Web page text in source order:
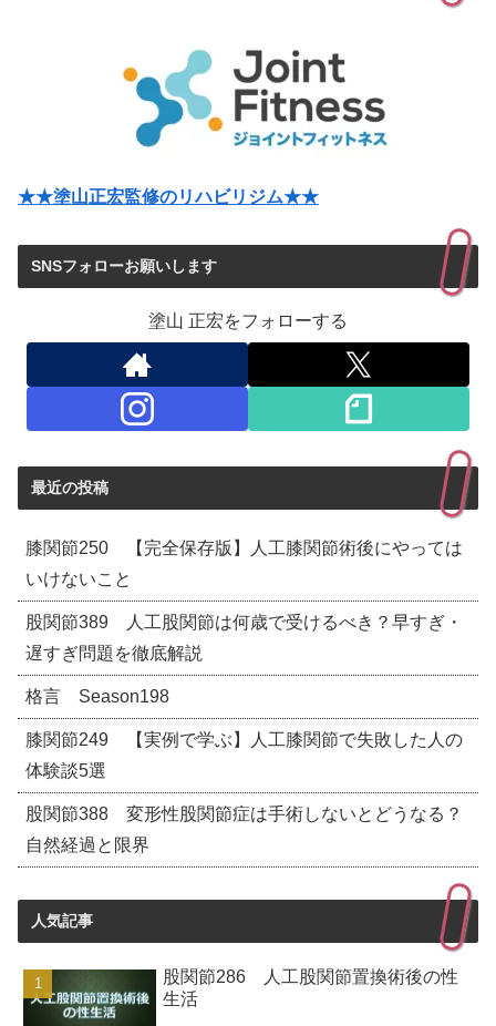
★★塗山正宏監修のリハビリジム★★
SNSフォローお願いします
塗山 正宏をフォローする
最近の投稿
膝関節250 【完全保存版】人工膝関節術後にやっては
いけないこと
股関節389 人工股関節は何歳で受けるべき？早すぎ・
遅すぎ問題を徹底解説
格言 Season198
膝関節249 【実例で学ぶ】人工膝関節で失敗した人の
体験談5選
股関節388 変形性股関節症は手術しないとどうなる？
自然経過と限界
人気記事
股関節286 人工股関節置換術後の性
生活